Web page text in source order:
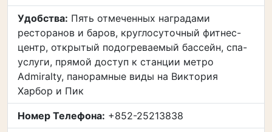
Удобства: Пять отмеченных наградами
ресторанов и баров, круглосуточный фитнес-
центр, открытый подогреваемый бассейн, спа-
услуги, прямой доступ к станции метро
Admiralty, панорамные виды на Виктория
Харбор и Пик
Номер Телефона: +852-25213838